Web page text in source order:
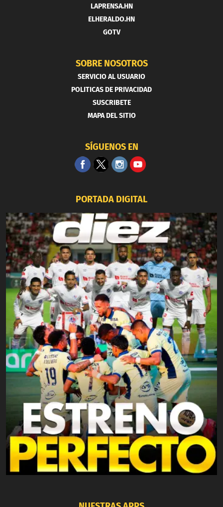
LAPRENSA.HN
ELHERALDO.HN
GOTV
SOBRE NOSOTROS
SERVICIO AL USUARIO
POLITICAS DE PRIVACIDAD
SUSCRIBETE
MAPA DEL SITIO
SÍGUENOS EN
PORTADA DIGITAL